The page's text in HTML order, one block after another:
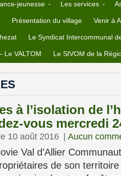
jeunesse Les services
Présentation du village Venir à
Le Syndicat Intercommunal
Le VALTOM Le SIVOM de la
à l’isolation de
vous mercredi
10 août 2016 Aucun
Val d’Allier
de son